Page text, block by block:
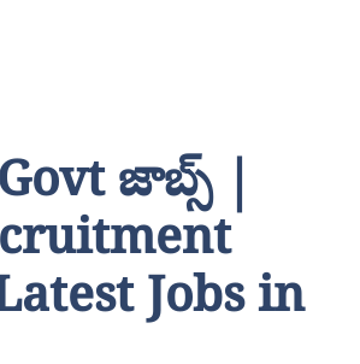
జాబ్స్ |
Jobs in